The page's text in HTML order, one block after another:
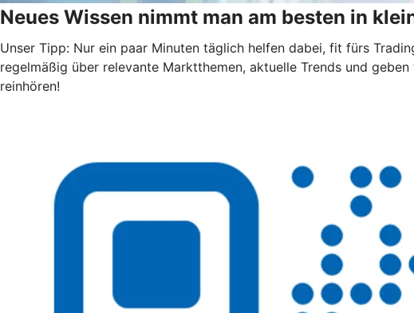
Neues Wissen nimmt man am besten in
Unser Tipp: Nur ein paar Minuten täglich helfen dabei, fit fürs
regelmäßig über relevante Marktthemen, aktuelle Trends und
reinhören!